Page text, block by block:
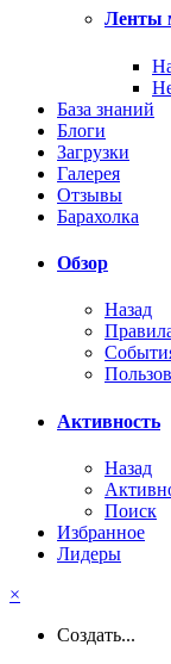
Ленты
База знаний
Блоги
Загрузки
Галерея
Отзывы
Барахолка
Обзор
Назад
Активность
Назад
Поиск
Избранное
Лидеры
×
Создать...